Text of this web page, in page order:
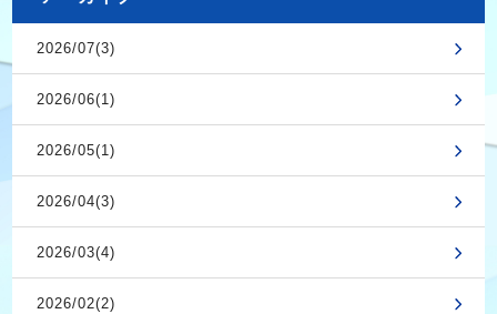
2026/07(3)
2026/06(1)
2026/05(1)
2026/04(3)
2026/03(4)
2026/02(2)